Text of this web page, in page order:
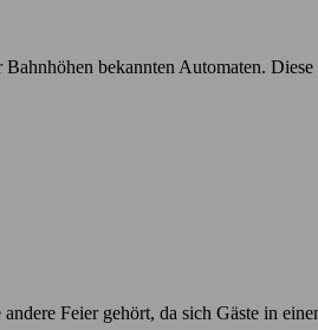
bekannten Automaten.
Feier gehört, da sich Gäste in